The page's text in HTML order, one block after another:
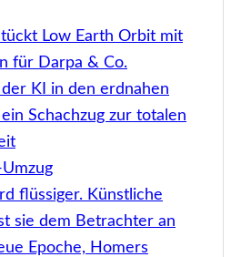
Low Earth Orbit mit
für Darpa & Co.
KI in den erdnahen
Schachzug zur totalen
flüssiger. Künstliche
sie dem Betrachter an
Epoche, Homers